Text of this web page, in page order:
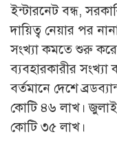
ইন্টারনেট বন্ধ,
দায়িত্ব নেয়ার পর
সংখ্যা কমতে শুরু
ব্যবহারকারীর সংখ্যা
বর্তমানে দেশে
কোটি ৪৬ লাখ।
কোটি ৩৫ লাখ।